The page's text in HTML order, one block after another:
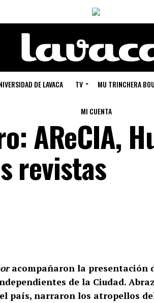
DE LAVACA TV MU TRINCHERA
MI CUENTA
AReCIA,
revistas
acompañaron la presentación
de la Ciudad.
país, narraron los atropellos